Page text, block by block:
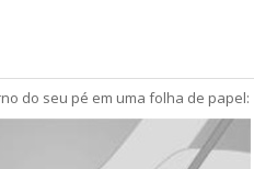
do seu pé em uma folha de papel: